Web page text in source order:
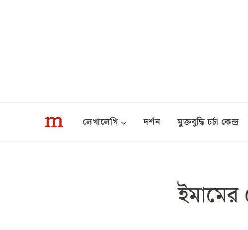
লেখালেখি দর্শন মুক্তবুদ্ধি চর্চা কেন্দ্র
ইমামের